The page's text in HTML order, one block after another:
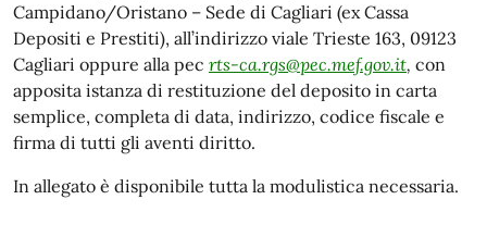
Campidano/Oristano – Sede di Cagliari (ex Cassa
Depositi e Prestiti), all’indirizzo viale Trieste 163, 09123
Cagliari oppure alla pec rts-ca.rgs@pec.mef.gov.it, con
apposita istanza di restituzione del deposito in carta
semplice, completa di data, indirizzo, codice fiscale e
firma di tutti gli aventi diritto.
In allegato è disponibile tutta la modulistica necessaria.